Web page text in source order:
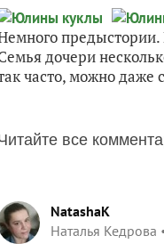
дочери
часто, можно даже
все
NatashaK
Наталья Кедрова